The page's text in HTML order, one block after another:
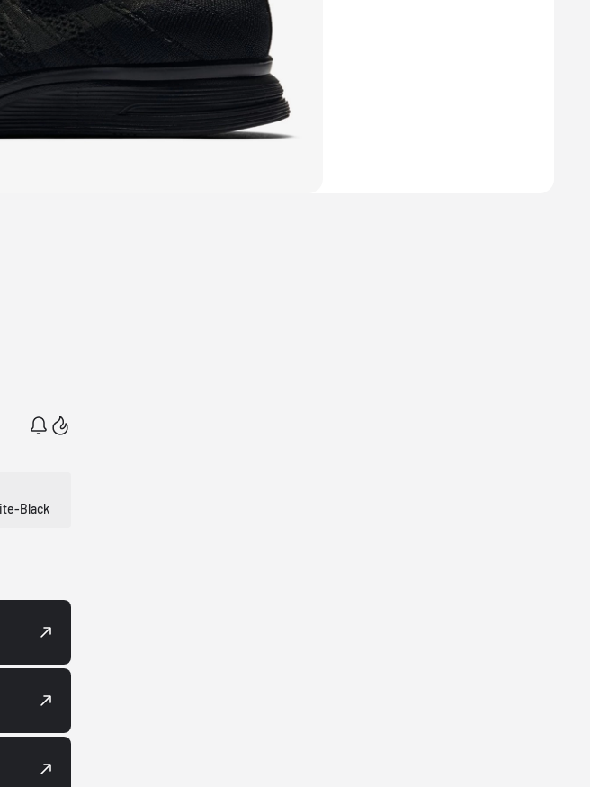
Black